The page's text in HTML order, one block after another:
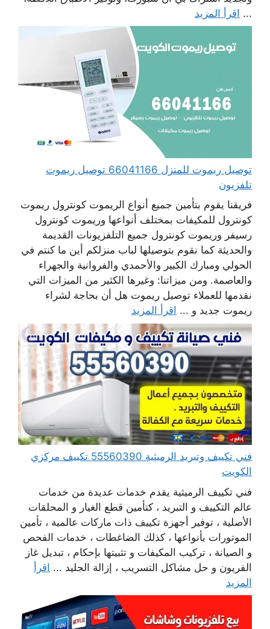
... اقرأ المزيد
توصيل ريموت للمنزل 66041166 توصيل ريموت
تلفزيون
فريقنا يقوم بتأمين جميع أنواع الريموت كونترول ريموت
كونترول للمكيفات بمختلف أنواعها وريموت كونترول
رسيفر وريموت كونترول جميع التلفزيونات القديمة
والحديثة كما نقوم بتوصيلها لباب منزلكم أين ما كنتم في
الحولي ومبارك الكبير والأحمدي والفروانية والجهراء
والعاصمة. ومن ميزاتنا: وغيرها الكثير من الميزات التي
نقدمها للعملاء توصيل ريموت هل أن بحاجة لشراء
ريموت جديد و ... اقرأ المزيد
فني تكييف وتبريد الرميثية 55560390 تكييف مركزي
الكويت
فني تكييف الرميثية يقدم خدمات عديدة من خدمات
عالم التكييف و التبريد ، كتأمين قطع الغيار و المحلقات
الأصلية ، توفير أجهزة تكييف ذات ماركات عالمية ، تأمين
الموتورات بأنواعها ، كذلك الضاغطات ، خدمات الفحص
و الصيانة ، تركيب المكيفات و تثبيتها بإحكام ، تبديل غاز
الفريون و حل مشاكل التسريب ، إزالة الجليد ... اقرأ
المزيد